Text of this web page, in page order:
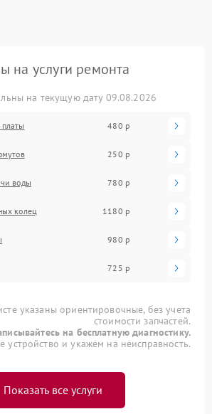
на услуги ремонта
на текущую дату 09.08.2026
480 р
250 р
воды 780 р
колец 1180 р
980 р
725 р
указаны ориентировочные, без учета
стоимости запчастей.
на бесплатную диагностику.
и укажем на неисправность.
Показать все услуги